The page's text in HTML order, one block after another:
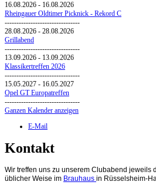
16.08.2026 - 16.08.2026
Rheingauer Oldtimer Picknick - Rekord C
--------------------------------
28.08.2026 - 28.08.2026
Grillabend
--------------------------------
13.09.2026 - 13.09.2026
Klassikertreffen 2026
--------------------------------
15.05.2027 - 16.05.2027
Opel GT Europatreffen
--------------------------------
Ganzen Kalender anzeigen
E-Mail
Kontakt
Wir treffen uns zu unserem Clubabend jeweils
üblicher Weise im Brauhaus in Rüsselsheim-